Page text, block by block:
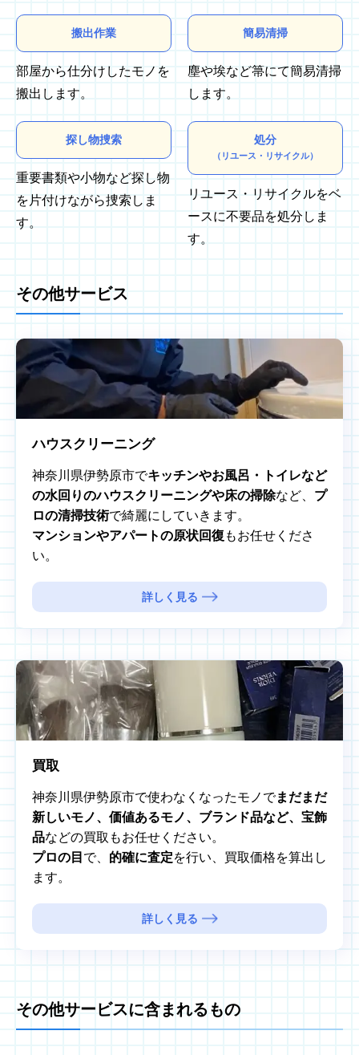
搬出作業
部屋から仕分けしたモノを
搬出します。
簡易清掃
塵や埃など箒にて簡易清掃
します。
探し物捜索
重要書類や小物など探し物
を片付けながら捜索しま
す。
処分
（リユース・リサイクル）
リユース・リサイクルをベ
ースに不要品を処分しま
す。
その他サービス
ハウスクリーニング
神奈川県伊勢原市でキッチンやお風呂・トイレなど
の水回りのハウスクリーニングや床の掃除など、 プ
ロの清掃技術で綺麗にしていきます。
マンションやアパートの原状回復 もお任せくださ
い。
詳しく見る
買取
神奈川県伊勢原市で使わなくなったモノでまだまだ
新しいモノ、価値あるモノ、ブランド品など、宝飾
品などの買取もお任せください。
プロの目 で、 的確に査定を行い、買取価格を算出し
ます。
詳しく見る
その他サービスに含まれるもの